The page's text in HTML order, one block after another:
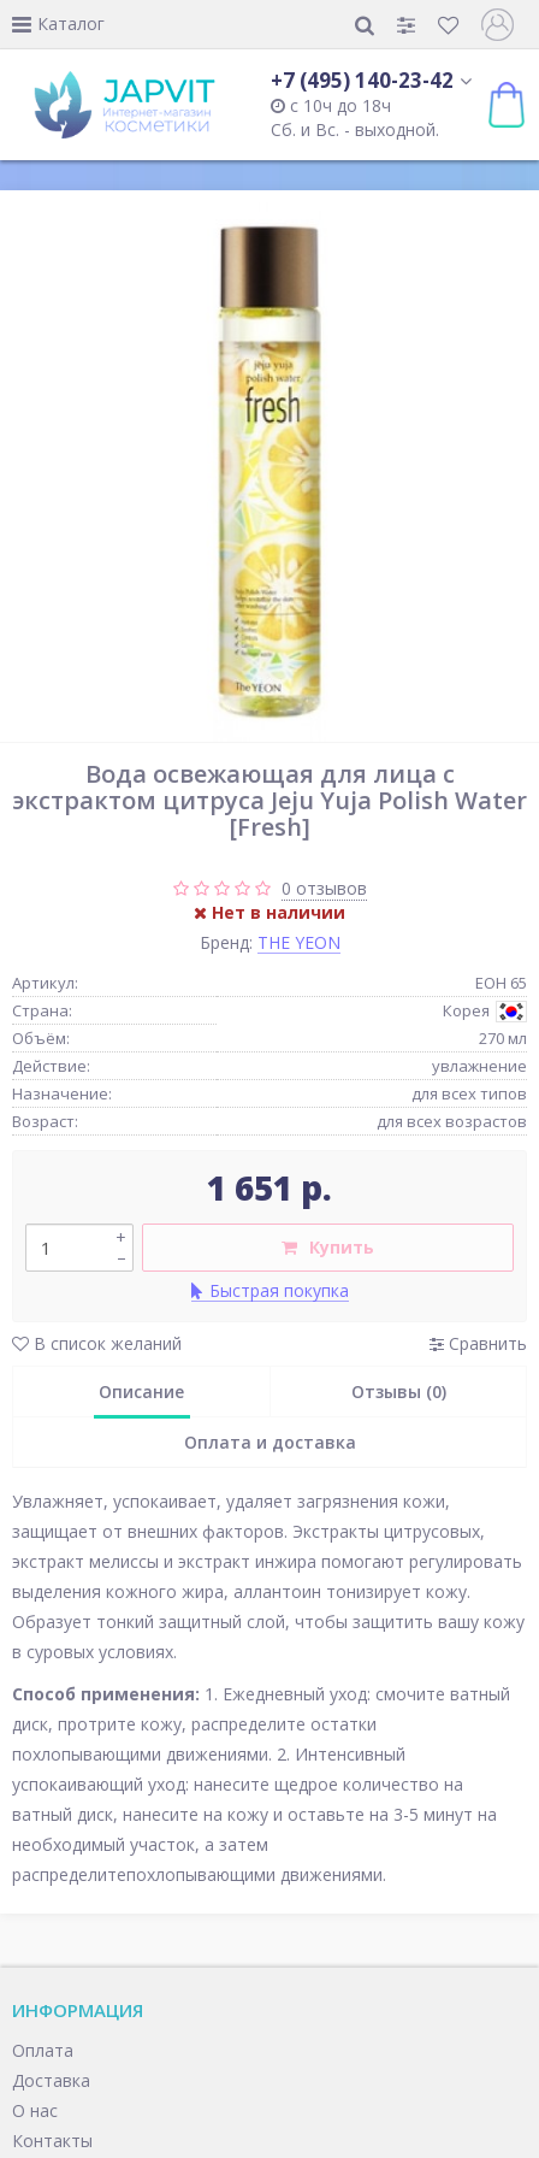
Каталог
+7 (495) 140-23-42
с 10ч до 18ч
Сб. и Вс. - выходной.
Вода освежающая для лица с
экстрактом цитруса Jeju Yuja Polish Water
[Fresh]
0 отзывов
Нет в наличии
Бренд: THE YEON
Артикул:
ЕОН 65
Страна:
Корея
Объём:
270 мл
Действие:
увлажнение
Назначение:
для всех типов
Возраст:
для всех возрастов
1 651 р.
–
+
Купить
Быстрая покупка
В список желаний Сравнить
Описание Отзывы (0)
Оплата и доставка
Увлажняет, успокаивает, удаляет загрязнения кожи,
защищает от внешних факторов. Экстракты цитрусовых,
экстракт мелиссы и экстракт инжира помогают регулировать
выделения кожного жира, аллантоин тонизирует кожу.
Образует тонкий защитный слой, чтобы защитить вашу кожу
в суровых условиях.
Способ применения: 1. Ежедневный уход: смочите ватный
диск, протрите кожу, распределите остатки
похлопывающими движениями. 2. Интенсивный
успокаивающий уход: нанесите щедрое количество на
ватный диск, нанесите на кожу и оставьте на 3-5 минут на
необходимый участок, а затем
распределитепохлопывающими движениями.
ИНФОРМАЦИЯ
Оплата
Доставка
О нас
Контакты